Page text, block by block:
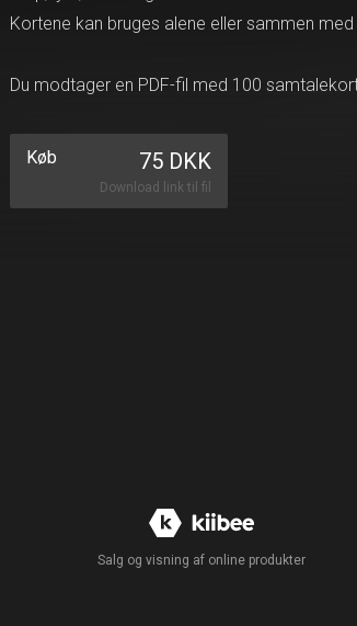
Kortene kan bruges alene eller sammen
Du modtager en PDF-fil med 100
Køb 75 DKK
Download link til fil
Salg og visning af online produkter